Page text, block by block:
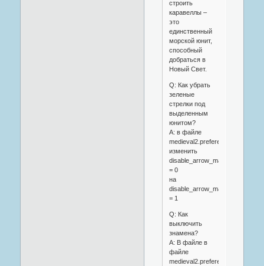
строить
каравеллы –
это
единственный
морской юнит,
способный
добраться в
Новый Свет.
Q: Как убрать
зеленые
стрелки под
выделенным
юнитом?
A: в файле
medieval2.preference.cfg
изменить
disable_arrow_markers
= 0
на
disable_arrow_markers
= 1
Q: Как
выключить
знамена?
A: В файле в
файле
medieval2.preference.cfg